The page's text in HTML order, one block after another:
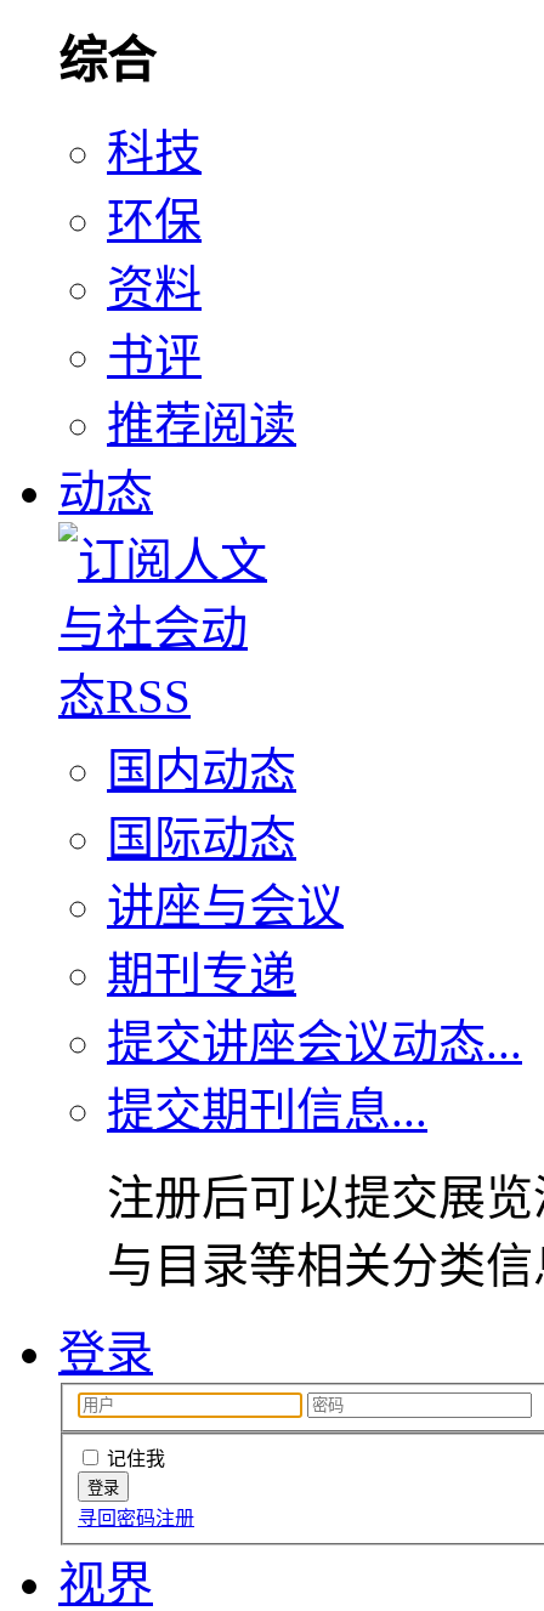
综合
科技
环保
资料
书评
推荐阅读
动态
国内动态
国际动态
讲座与会议
期刊专递
提交讲座会议动态...
提交期刊信息...
注册后可以提交展
与目录等相关分类
登录
记住我
寻回密码注册
视界